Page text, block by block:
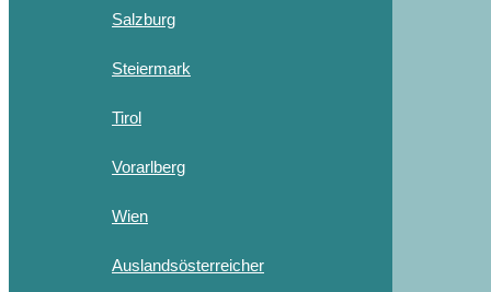
Salzburg
Steiermark
Tirol
Vorarlberg
Wien
Auslandsösterreicher